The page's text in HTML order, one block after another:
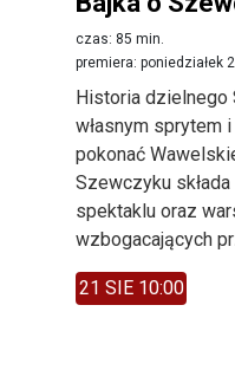
czas: 85 min.
premiera: poniedziałek
Historia dzielnego
własnym sprytem
pokonać
Szewczyku
spektaklu oraz
wzbogacających
21 SIE 10:00